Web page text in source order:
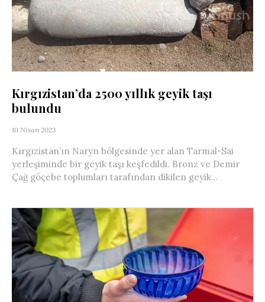
Kırgızistan’da 2500 yıllık geyik taşı
bulundu
10 Nisan 2023
Kırgızistan’ın Naryn bölgesinde yer alan Tarmal-Sai
yerleşiminde bir geyik taşı keşfedildi. Bronz ve Demir
Çağ göçebe toplumları tarafından dikilen geyik...